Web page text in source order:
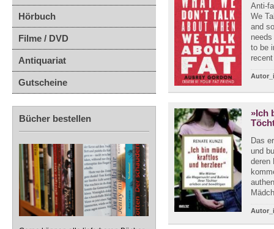
Hörbuch
Filme / DVD
Antiquariat
Gutscheine
Bücher bestellen
Anti-
We
and
to be
»Ich
Das
und
deren